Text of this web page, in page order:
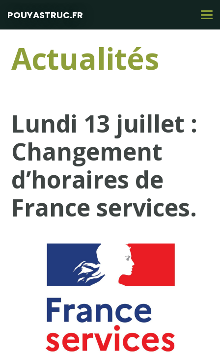
POUYASTRUC.FR
Actualités
Lundi 13 juillet :
Changement
d’horaires de
France services.